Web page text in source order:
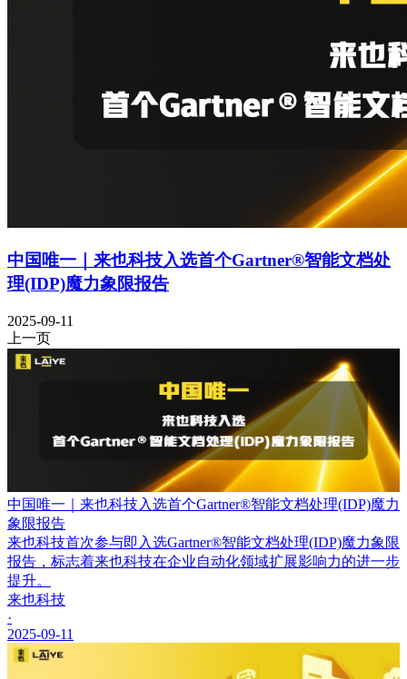
中国唯一｜来也科技入选首个Gartner®智能文档处
理(IDP)魔力象限报告
2025-09-11
上一页
中国唯一｜来也科技入选首个Gartner®智能文档处理(IDP)魔力
象限报告
来也科技首次参与即入选Gartner®智能文档处理(IDP)魔力象限
报告，标志着来也科技在企业自动化领域扩展影响力的进一步
提升。
来也科技
·
2025-09-11